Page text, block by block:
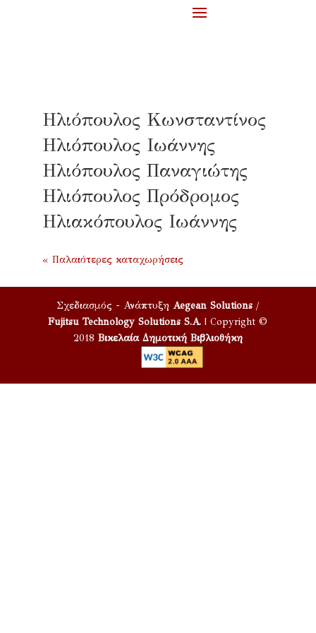
Ηλιόπουλος Κωνσταντίνος
Ηλιόπουλος Ιωάννης
Ηλιόπουλος Παναγιώτης
Ηλιόπουλος Πρόδρομος
Ηλιακόπουλος Ιωάννης
« Παλαιότερες καταχωρήσεις
Σχεδιασμός - Ανάπτυξη Aegean Solutions /
Fujitsu Technology Solutions S.A. | Copyright ©
2018 Βικελαία Δημοτική Βιβλιοθήκη